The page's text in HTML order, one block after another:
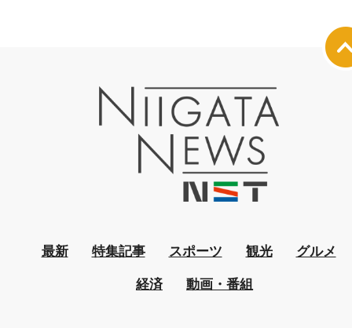
最新 特集記事 スポーツ 観光 グルメ
経済 動画・番組